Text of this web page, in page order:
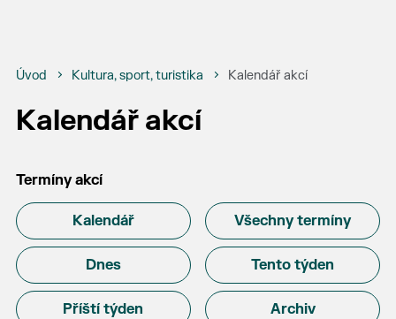
Úvod Kultura, sport, turistika Kalendář akcí
Kalendář akcí
Termíny akcí
Kalendář Všechny termíny
Dnes Tento týden
Příští týden Archiv